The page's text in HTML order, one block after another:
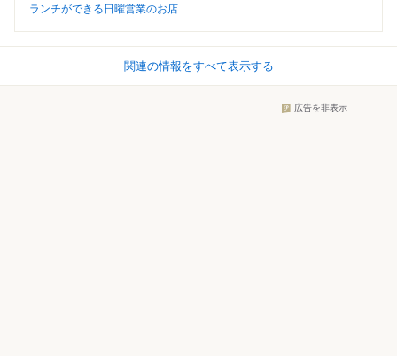
ランチができる日曜営業のお店
関連の情報をすべて表示する
広告を非表示